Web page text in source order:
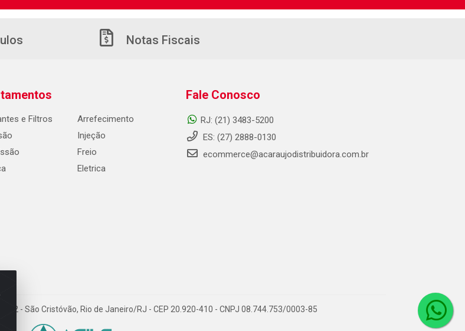
Notas Fiscais
e Filtros
Arrefecimento
Injeção
Freio
Eletrica
Fale Conosco
RJ: (21) 3483-5200
ES: (27) 2888-0130
ecommerce@acaraujodistribuidora.com.br
42 - São Cristóvão, Rio de Janeiro/RJ - CEP 20.920-410 - CNPJ 08.744.753/0003-85